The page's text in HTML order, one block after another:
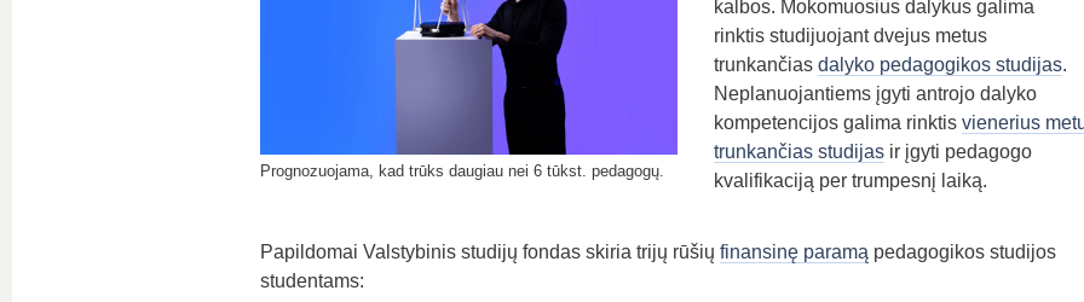
Prognozuojama, kad trūks daugiau nei 6 tūkst. pedagogų.
kalbos. Mokomuosius dalykus galima
rinktisstudijuojant dvejus metus
trunkančias dalyko pedagogikos studijas.
Neplanuojantiems įgyti antrojo dalyko
kompetencijos galima rinktis vienerius
trunkančias studijas ir įgyti pedagogo
kvalifikaciją per trumpesnį laiką.
Papildomai Valstybinis studijų fondas skiria trijų rūšių finansinę paramą pedagogikos studijos
studentams: